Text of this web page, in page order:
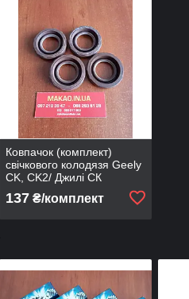
Ковпачок (комплект)
свічкового колодязя Geely
CK, CK2/ Джилі СК
137₴/комплект